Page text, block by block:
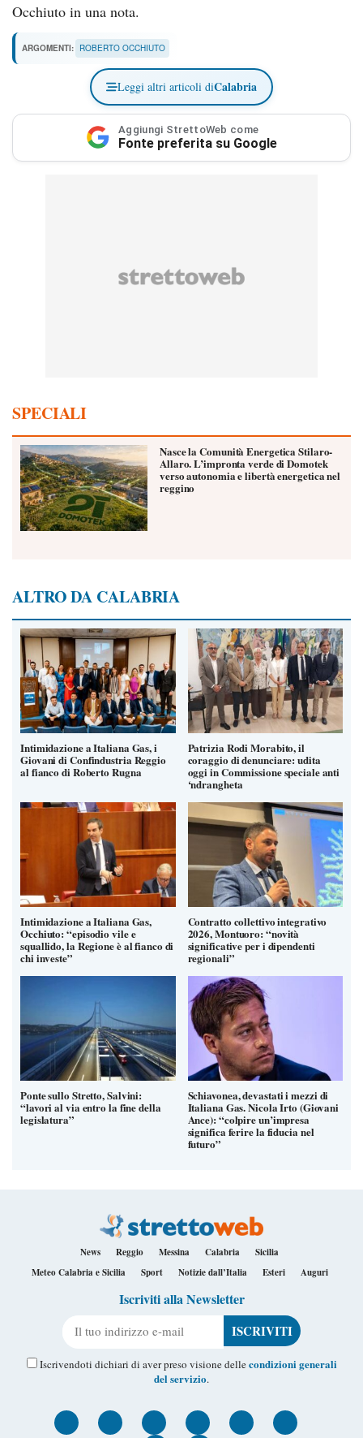
Occhiuto in una nota.
ARGOMENTI: ROBERTO OCCHIUTO
Leggi altri articoli diCalabria
Aggiungi StrettoWeb come
Fonte preferita su Google
SPECIALI
Nasce la Comunità Energetica Stilaro-
Allaro. L’impronta verde di Domotek
verso autonomia e libertà energetica nel
reggino
ALTRO DA CALABRIA
Intimidazione a Italiana Gas, i
Giovani di Confindustria Reggio
al fianco di Roberto Rugna
Patrizia Rodi Morabito, il
coraggio di denunciare: udita
oggi in Commissione speciale anti
‘ndrangheta
Intimidazione a Italiana Gas,
Occhiuto: “episodio vile e
squallido, la Regione è al fianco di
chi investe”
Contratto collettivo integrativo
2026, Montuoro: “novità
significative per i dipendenti
regionali”
Ponte sullo Stretto, Salvini:
“lavori al via entro la fine della
legislatura”
Schiavonea, devastati i mezzi di
Italiana Gas. Nicola Irto (Giovani
Ance): “colpire un’impresa
significa ferire la fiducia nel
futuro”
News Reggio Messina Calabria
Sicilia
Meteo Calabria e Sicilia
Sport Notizie dall’Italia Esteri Auguri
Iscriviti alla Newsletter
Iscrivendoti dichiari di aver preso visione dellecondizioni generali
del servizio.